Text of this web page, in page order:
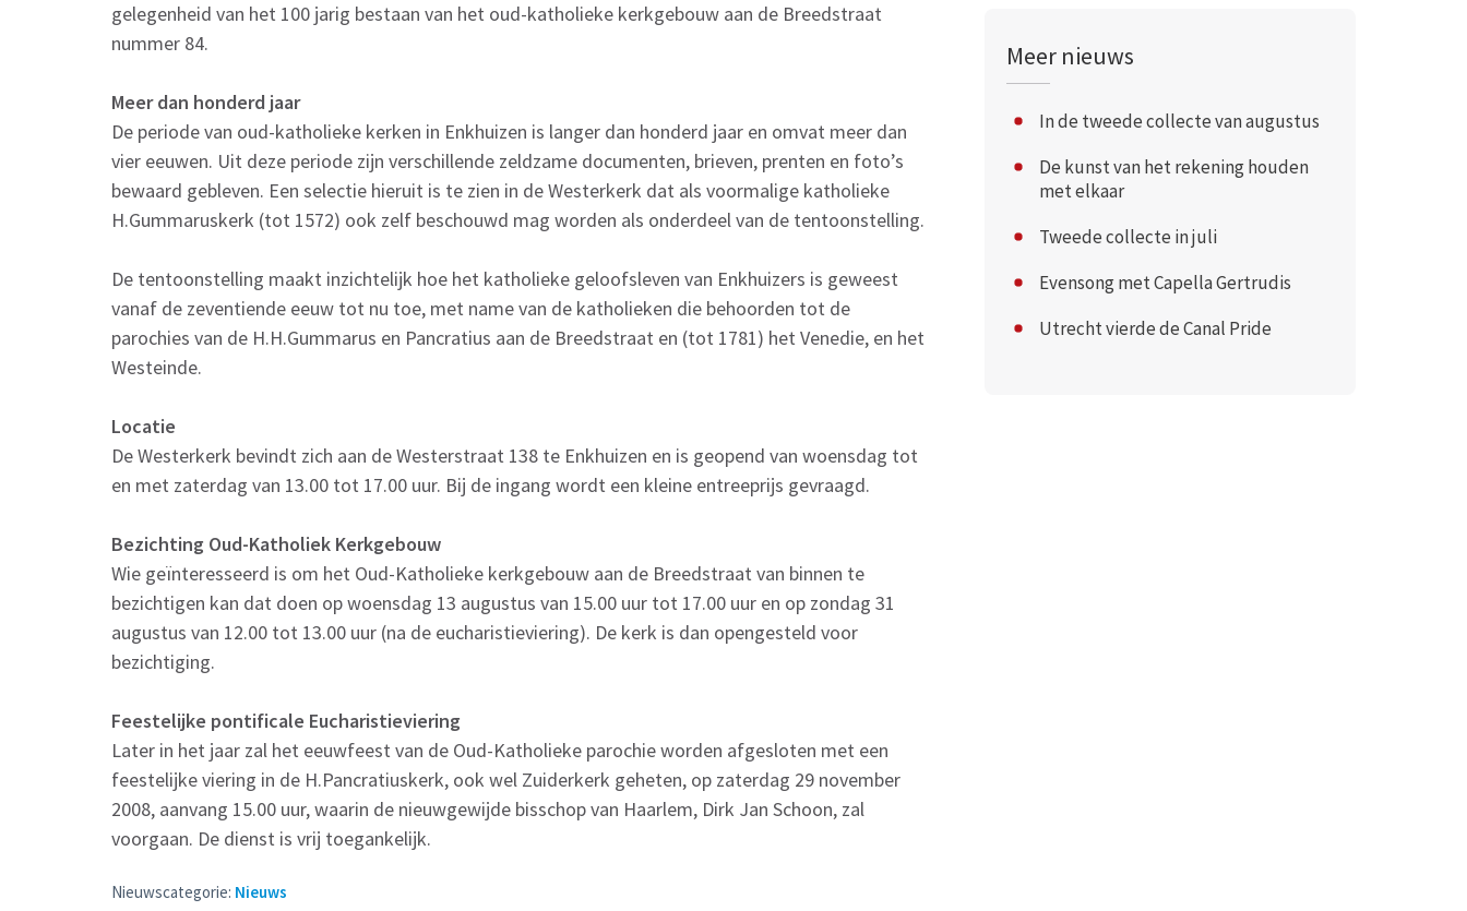
gelegenheid van het 100 jarig bestaan van het oud-katholieke kerkgebouw aan de Breedstraat
nummer 84.
Meer dan honderd jaar
De periode van oud-katholieke kerken in Enkhuizen is langer dan honderd jaar en omvat meer dan
vier eeuwen. Uit deze periode zijn verschillende zeldzame documenten, brieven, prenten en foto’s
bewaard gebleven. Een selectie hieruit is te zien in de Westerkerk dat als voormalige katholieke
H.Gummaruskerk (tot 1572) ook zelf beschouwd mag worden als onderdeel van de tentoonstelling.
De tentoonstelling maakt inzichtelijk hoe het katholieke geloofsleven van Enkhuizers is geweest
vanaf de zeventiende eeuw tot nu toe, met name van de katholieken die behoorden tot de
parochies van de H.H.Gummarus en Pancratius aan de Breedstraat en (tot 1781) het Venedie, en het
Westeinde.
Locatie
De Westerkerk bevindt zich aan de Westerstraat 138 te Enkhuizen en is geopend van woensdag tot
en met zaterdag van 13.00 tot 17.00 uur. Bij de ingang wordt een kleine entreeprijs gevraagd.
Bezichting Oud-Katholiek Kerkgebouw
Wie geïnteresseerd is om het Oud-Katholieke kerkgebouw aan de Breedstraat van binnen te
bezichtigen kan dat doen op woensdag 13 augustus van 15.00 uur tot 17.00 uur en op zondag 31
augustus van 12.00 tot 13.00 uur (na de eucharistieviering). De kerk is dan opengesteld voor
bezichtiging.
Feestelijke pontificale Eucharistieviering
Later in het jaar zal het eeuwfeest van de Oud-Katholieke parochie worden afgesloten met een
feestelijke viering in de H.Pancratiuskerk, ook wel Zuiderkerk geheten, op zaterdag 29 november
2008, aanvang 15.00 uur, waarin de nieuwgewijde bisschop van Haarlem, Dirk Jan Schoon, zal
voorgaan. De dienst is vrij toegankelijk.
Nieuwscategorie: Nieuws
Meer nieuws
In de tweede collecte van augustus
De kunst van het rekening houden
met elkaar
Tweede collecte in juli
Evensong met Capella Gertrudis
Utrecht vierde de Canal Pride